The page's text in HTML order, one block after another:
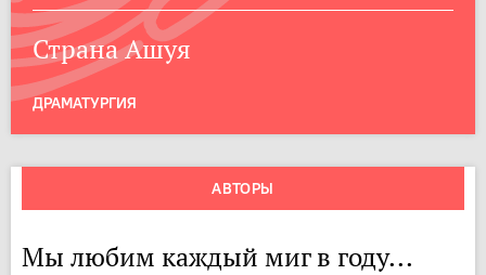
Страна Ашуя
ДРАМАТУРГИЯ
АВТОРЫ
Мы любим каждый миг в году...